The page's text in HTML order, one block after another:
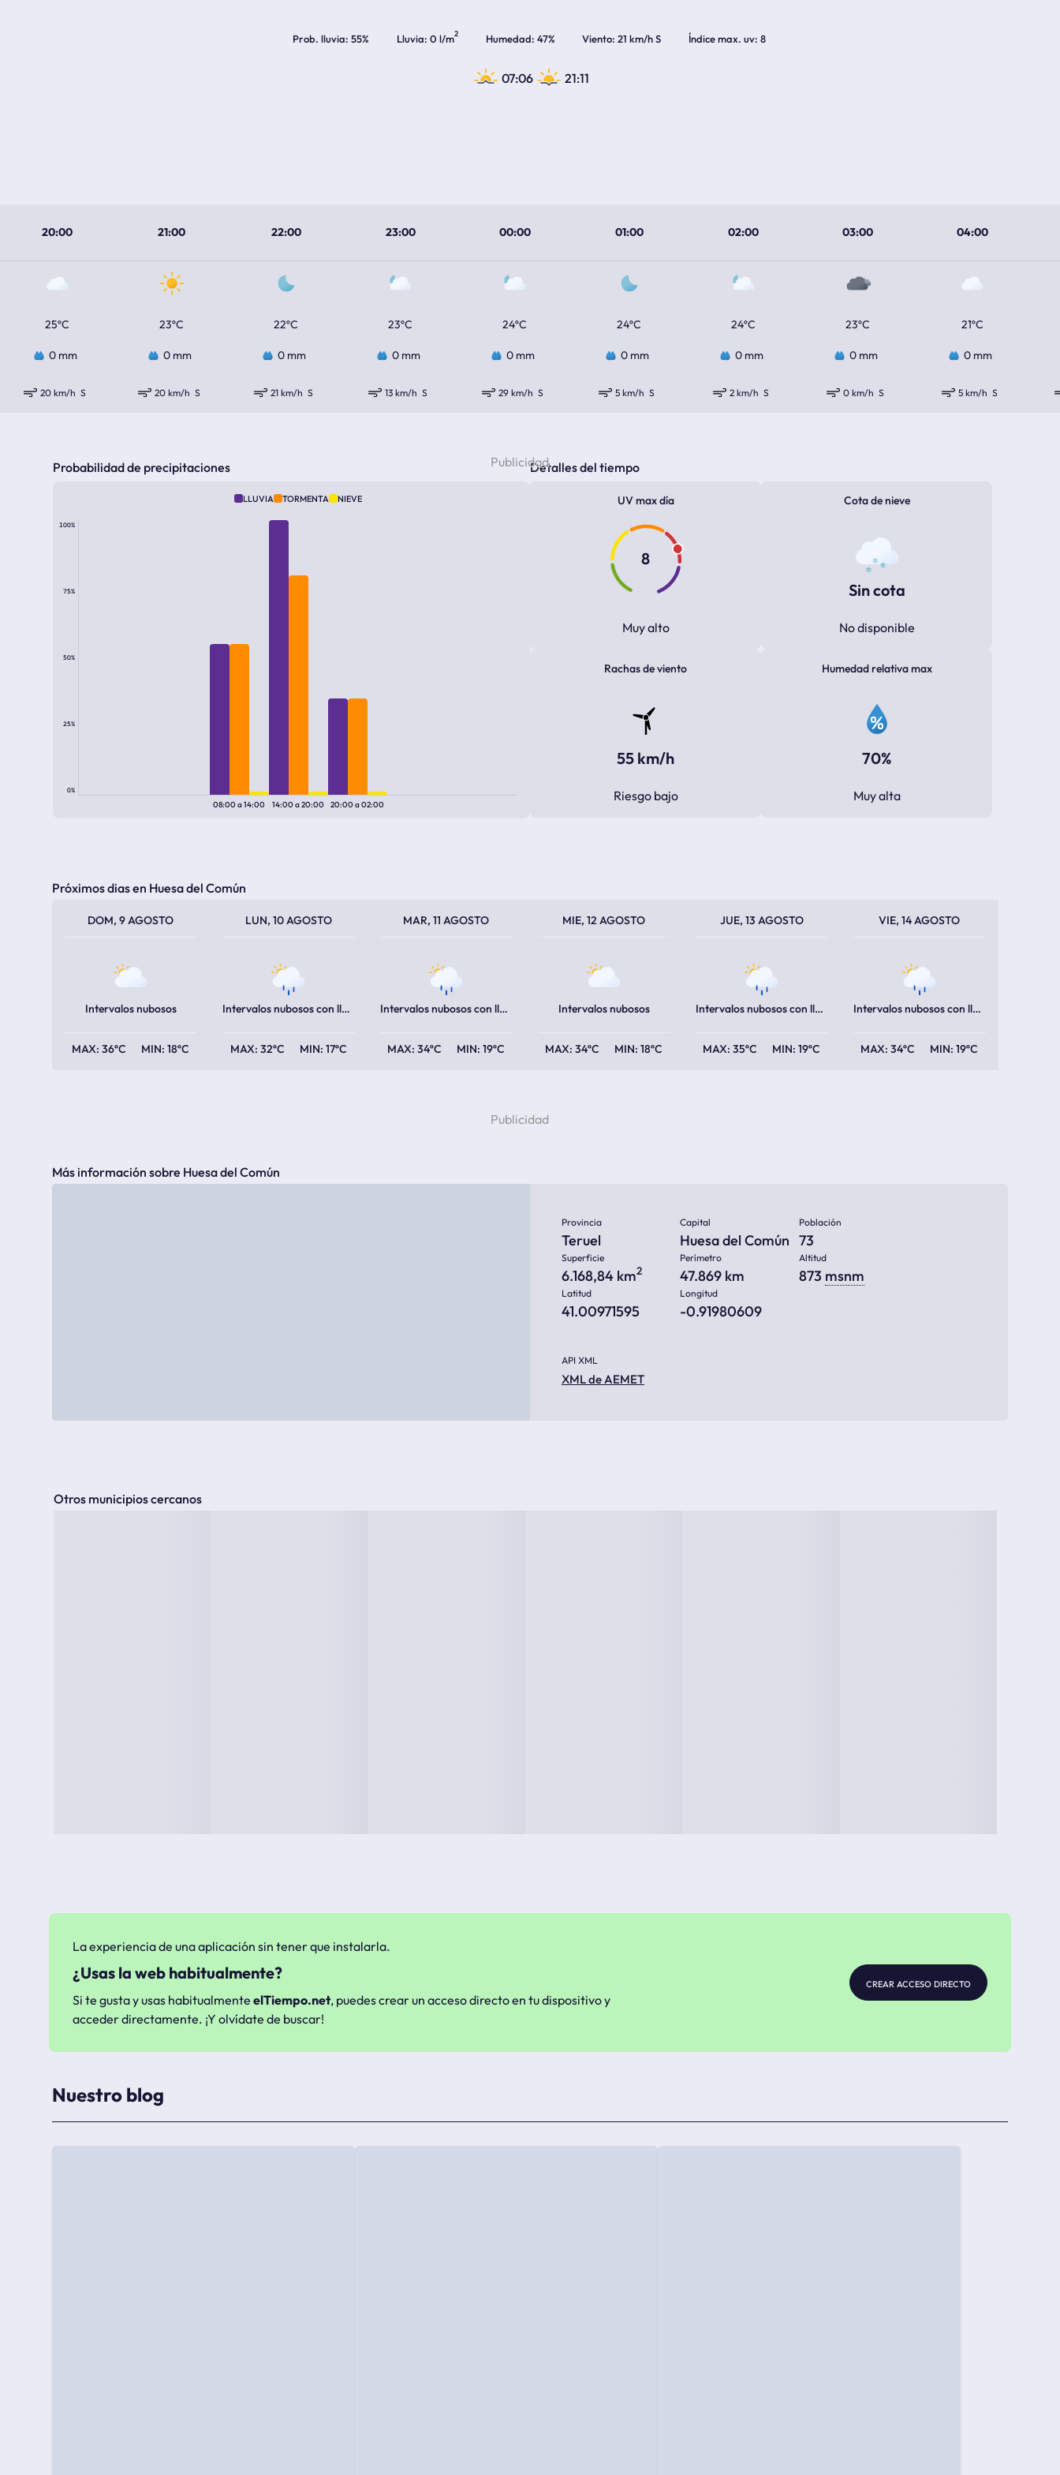
Prob. lluvia 55% Lluvia 0 l/m2 Humedad 47% Viento 21 km/h S Índice max. uv 8
07:06 21:11
20:00 21:00 22:00 23:00 00:00 01:00 02:00 03:00 04:00
25ºC 23ºC 22ºC 23ºC 24ºC 24ºC 24ºC 23ºC 21ºC
0 mm 0 mm 0 mm 0 mm 0 mm 0 mm 0 mm 0 mm 0 mm
20 km/h S 20 km/h S 21 km/h S 13 km/h S 29 km/h S 5 km/h S 2 km/h S 0 km/h S 5 km/h S
Probabilidad de precipitaciones
LLUVIA TORMENTA NIEVE
100%
75%
50%
25%
0%
08:00a14:00 14:00a20:00 20:00a02:00
Detalles del tiempo
UV max día
8
Muy alto
Cota de nieve
Sin cota
No disponible
Rachas de viento
55 km/h
Riesgo bajo
Humedad relativa max
70%
Muy alta
Próximos dias en Huesa del Común
DOM, 9 AGOSTO
Intervalos nubosos
36ºC 18ºC
LUN, 10 AGOSTO
Intervalos nubosos con lluvia escasa
32ºC 17ºC
MAR, 11 AGOSTO
Intervalos nubosos con lluvia escasa
34ºC 19ºC
MIE, 12 AGOSTO
Intervalos nubosos
34ºC 18ºC
JUE, 13 AGOSTO
Intervalos nubosos con lluvia escasa
35ºC 19ºC
VIE, 14 AGOSTO
Intervalos nubosos con lluvia escasa
34ºC 19ºC
Más información sobre Huesa del Común
Provincia
Teruel
Capital
Huesa del Común
Población
73
Superficie
6.168,84 km2
Perímetro
47.869 km
Altitud
873 msnm
Latitud
41.00971595
Longitud
-0.91980609
API XML
XML de AEMET
Otros municipios cercanos
La experiencia de una aplicación sin tener que instalarla.
¿Usas la web habitualmente?
Si te gusta y usas habitualmente elTiempo.net, puedes crear un acceso directo en tu dispositivo y
acceder directamente. ¡Y olvídate de buscar!
crear acceso directo
Nuestro blog